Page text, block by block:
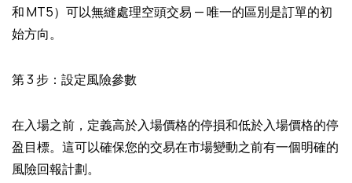
和 MT5）可以無縫處理空頭交易 — 唯一的區別是訂單的初
始方向。
第 3 步：設定風險參數
在入場之前，定義高於入場價格的停損和低於入場價格的停
盈目標。這可以確保您的交易在市場變動之前有一個明確的
風險回報計劃。